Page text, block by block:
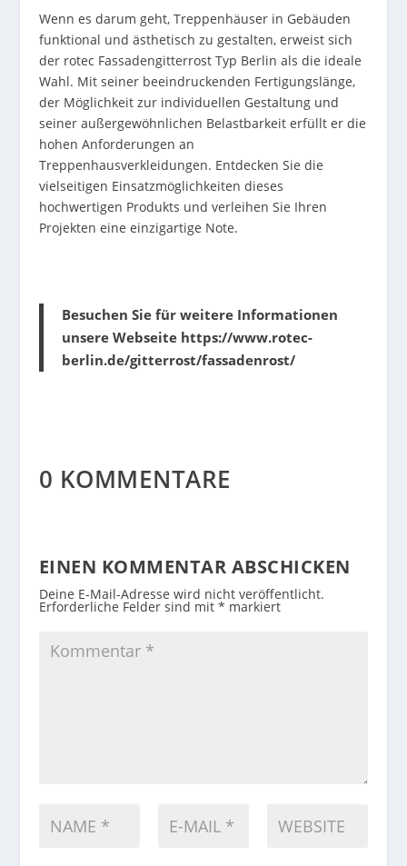
Wenn es darum geht, Treppenhäuser in Gebäuden
funktional und ästhetisch zu gestalten, erweist sich
der rotec Fassadengitterrost Typ Berlin als die ideale
Wahl. Mit seiner beeindruckenden Fertigungslänge,
der Möglichkeit zur individuellen Gestaltung und
seiner außergewöhnlichen Belastbarkeit erfüllt er die
hohen Anforderungen an
Treppenhausverkleidungen. Entdecken Sie die
vielseitigen Einsatzmöglichkeiten dieses
hochwertigen Produkts und verleihen Sie Ihren
Projekten eine einzigartige Note.
Besuchen Sie für weitere Informationen
unsere Webseite https://www.rotec-
berlin.de/gitterrost/fassadenrost/
0 KOMMENTARE
EINEN KOMMENTAR ABSCHICKEN
Deine E-Mail-Adresse wird nicht veröffentlicht.
Erforderliche Felder sind mit * markiert